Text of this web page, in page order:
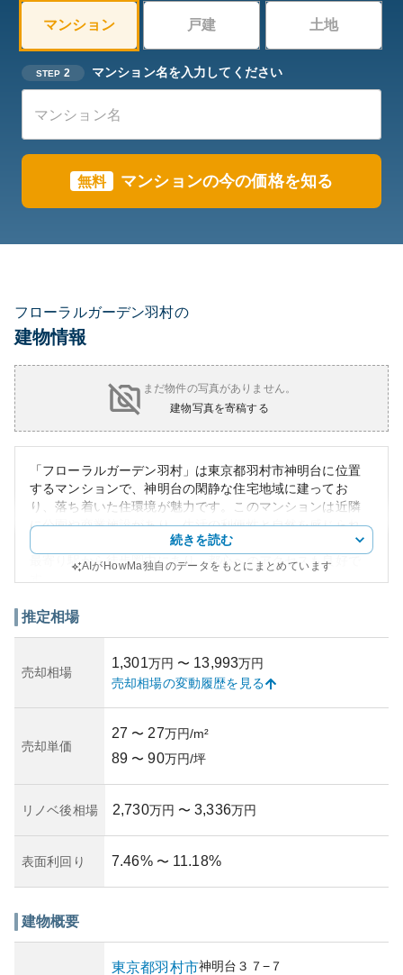
マンション 戸建 土地
STEP 2 マンション名を入力してください
無料 マンションの今の価格を知る
フローラルガーデン羽村の
建物情報
まだ物件の写真がありません。
建物写真を寄稿する
「フローラルガーデン羽村」は東京都羽村市神明台に位置
するマンションで、神明台の閑静な住宅地域に建ってお
り、落ち着いた住環境が魅力です。このマンションは近隣
に公園や商業施設があり、生活の利便性と自然を感じられ
ることから、特にファミリー層に人気があります。また、
最寄り駅から徒歩圏内にあり、都心へのアクセスも良好で
囲の緑と調和したカラーリングが特徴です。資産性につい
て、都心部と比較して比較的購入しやすい価格帯であるた
め初めての不動産購入者にも適しています。
一方で、築年数が比較的経過していることから、所有リス
能性があります。管理状況は中程度であることが確認され
ており、適切な維持が必要となる場合があります。
続きを読む
AIがHowMa独自のデータをもとにまとめています
推定相場
売却相場
1,301万円 〜 13,993万円
売却相場の変動履歴を見る
売却単価
27 〜 27万円/m²
89 〜 90万円/坪
リノベ後相場 2,730万円 〜 3,336万円
表面利回り 7.46% 〜 11.18%
建物概要
東京都羽村市神明台 ３７−７